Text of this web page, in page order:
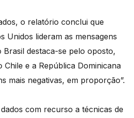
o relatório conclui que
Unidos lideram as mensagens
Brasil destaca-se pelo oposto,
Chile e a República Dominicana
mais negativas, em proporção”.
com recurso a técnicas de